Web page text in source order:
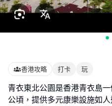
香港攻略 打卡 玩
青衣東北公園是香港青衣島
公頃，提供多元康樂設施如